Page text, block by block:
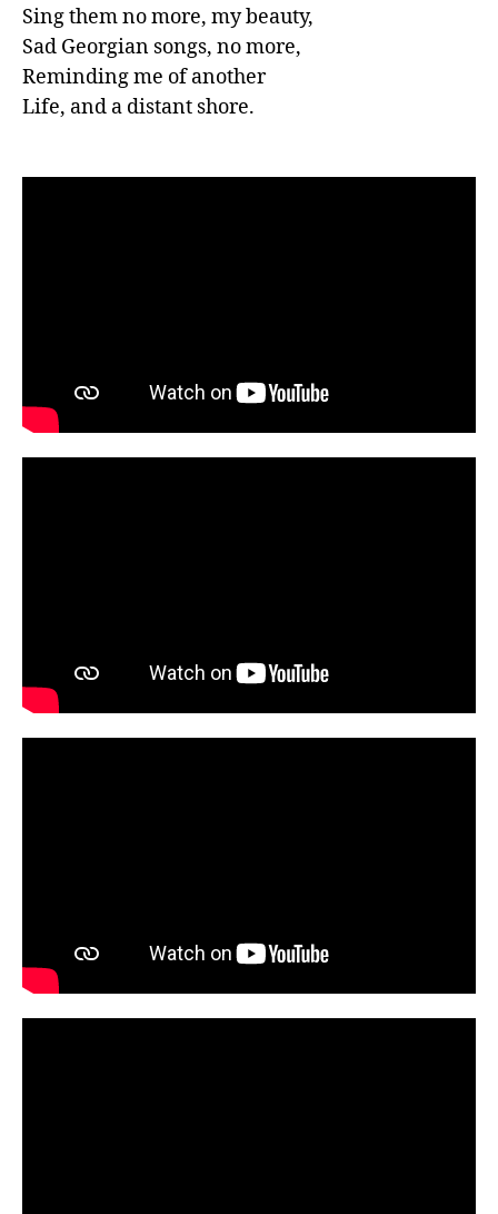
Sing them no more, my beauty,
Sad Georgian songs, no more,
Reminding me of another
Life, and a distant shore.